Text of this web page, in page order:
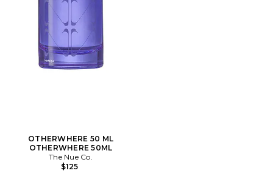
OTHERWHERE 50 ML
OTHERWHERE 50ML
The Nue Co.
$125